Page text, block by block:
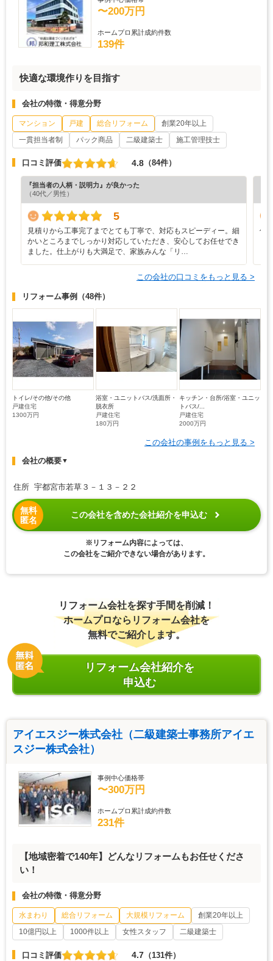
〜200万円
ホームプロ累計成約件数
139件
快適な環境作りを目指す
会社の特徴・得意分野
マンション 戸建 総合リフォーム
創業20年以上
一貫担当者制
パック商品 二級建築士 施工管理技士
口コミ評価 4.8 （84件）
『担当者の人柄・説明力』が良かった
（40代／男性）
5
見積りから工事完了までとても丁寧で、対応もスピーディー。細
かいところまでしっかり対応していただき、安心してお任せでき
ました。仕上がりも大満足で、家族みんな「リ…
仕
この会社の口コミをもっと見る >
リフォーム事例 （48件）
トイレ/その他/その他
戸建住宅
1300万円
浴室・ユニットバス/洗面所・
脱衣所
戸建住宅
180万円
キッチン・台所/浴室・ユニッ
トバス/...
戸建住宅
2000万円
この会社の事例をもっと見る >
会社の概要▼
住所 宇都宮市若草３－１３－２２
無料
匿名
この会社を含めた会社紹介を申込む
※リフォーム内容によっては、
この会社をご紹介できない場合があります。
リフォーム会社を探す手間を削減！
ホームプロならリフォーム会社を
無料でご紹介します。
リフォーム会社紹介を
申込む
アイエスジー株式会社（二級建築士事務所アイエ
スジー株式会社）
事例中心価格帯
〜300万円
ホームプロ累計成約件数
231件
【地域密着で140年】どんなリフォームもお任せくださ
い！
会社の特徴・得意分野
水まわり 総合リフォーム 大規模リフォーム
創業20年以上
10億円以上
1000件以上 女性スタッフ 二級建築士
口コミ評価 4.7 （131件）